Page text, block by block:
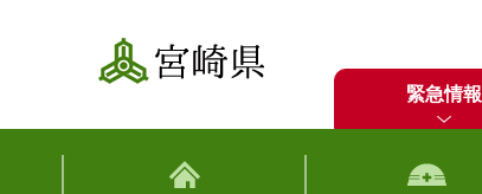
宮崎県
緊急情報